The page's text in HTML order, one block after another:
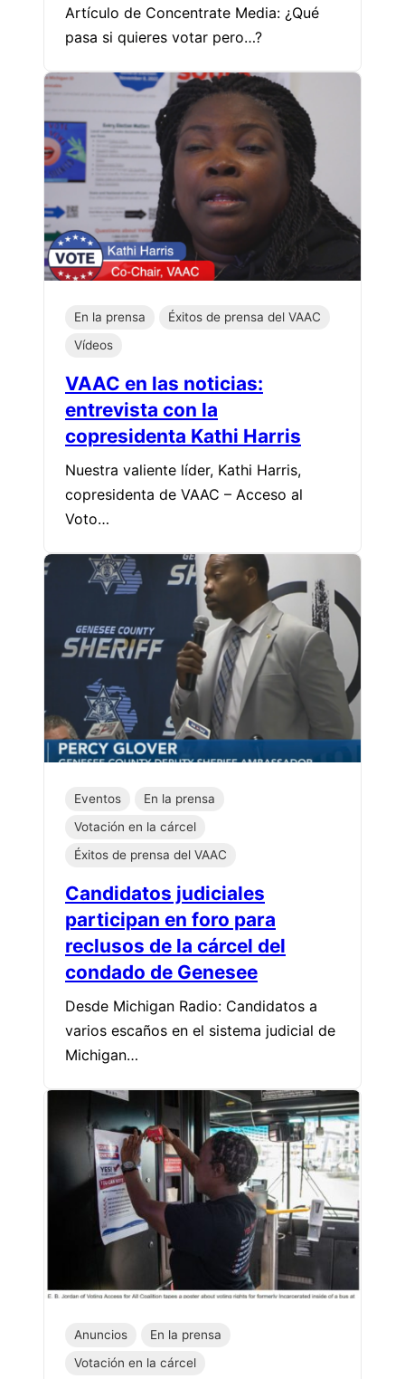
Artículo de Concentrate Media: ¿Qué
pasa si quieres votar pero…?
En la prensa
Éxitos de prensa del VAAC
Vídeos
VAAC en las noticias:
entrevista con la
copresidenta Kathi Harris
Nuestra valiente líder, Kathi Harris,
copresidenta de VAAC – Acceso al
Voto…
Eventos
En la prensa
Votación en la cárcel
Éxitos de prensa del VAAC
Candidatos judiciales
participan en foro para
reclusos de la cárcel del
condado de Genesee
Desde Michigan Radio: Candidatos a
varios escaños en el sistema judicial de
Michigan…
Anuncios
En la prensa
Votación en la cárcel